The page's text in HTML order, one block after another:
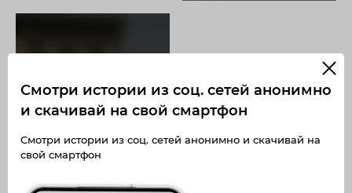
Архивная история
публикациям korzinki_yar
Получите доступ к архивным
Не отвлекайтесь на рекламу
Загружайте истории без
Смотри истории из соц. сетей анонимно
и скачивай на свой смартфон
Смотри истории из соц. сетей анонимно и скачивай на
свой смартфон